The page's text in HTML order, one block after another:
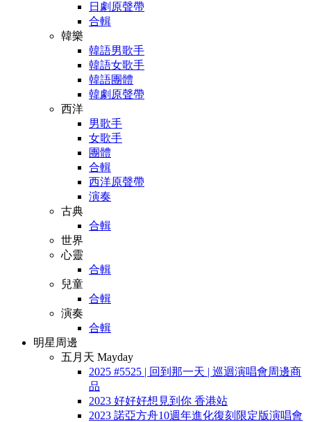
日劇原聲帶
合輯
韓樂
韓語男歌手
韓語女歌手
韓語團體
韓劇原聲帶
西洋
男歌手
女歌手
團體
合輯
西洋原聲帶
演奏
古典
合輯
世界
心靈
合輯
兒童
合輯
演奏
合輯
明星周邊
五月天 Mayday
2025 #5525 | 回到那一天 | 巡迴演唱會周邊商
品
2023 好好好想見到你 香港站
2023 諾亞方舟10週年進化復刻限定版演唱會